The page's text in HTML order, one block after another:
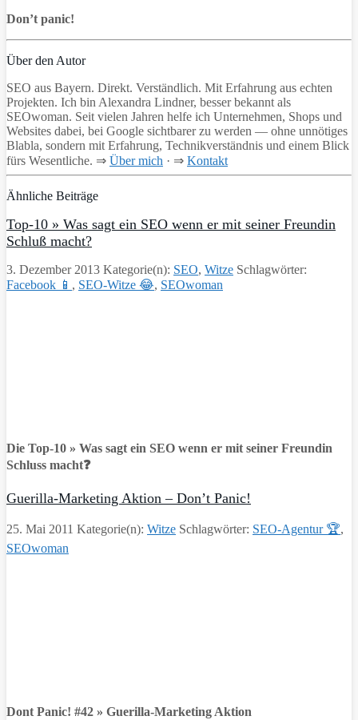
Don’t panic!
Über den Autor
SEO aus Bayern. Direkt. Verständlich. Mit Erfahrung aus echten
Projekten. Ich bin Alexandra Lindner, besser bekannt als
SEOwoman. Seit vielen Jahren helfe ich Unternehmen, Shops und
Websites dabei, bei Google sichtbarer zu werden — ohne unnötiges
Blabla, sondern mit Erfahrung, Technikverständnis und einem Blick
fürs Wesentliche. ⇒ Über mich · ⇒ Kontakt
Ähnliche Beiträge
Top-10 » Was sagt ein SEO wenn er mit seiner Freundin
Schluß macht?
3. Dezember 2013 Kategorie(n): SEO, Witze Schlagwörter:
Facebook 📱 , SEO-Witze 😂, SEOwoman
Die Top-10 » Was sagt ein SEO wenn er mit seiner Freundin
Schluss macht❓
Guerilla-Marketing Aktion – Don’t Panic!
25. Mai 2011 Kategorie(n): Witze Schlagwörter: SEO-Agentur 🏆,
SEOwoman
Dont Panic! #42 » Guerilla-Marketing Aktion